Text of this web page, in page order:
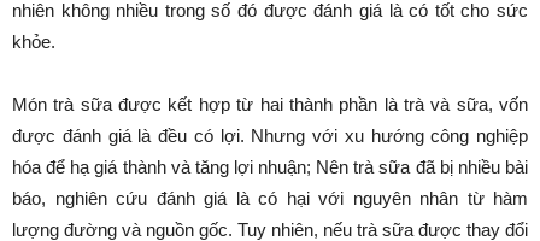
nhiên không nhiều trong số đó được đánh giá là có tốt cho sức
khỏe.
Món trà sữa được kết hợp từ hai thành phần là trà và sữa, vốn
được đánh giá là đều có lợi. Nhưng với xu hướng công nghiệp
hóa để hạ giá thành và tăng lợi nhuận; Nên trà sữa đã bị nhiều bài
báo, nghiên cứu đánh giá là có hại với nguyên nhân từ hàm
lượng đường và nguồn gốc. Tuy nhiên, nếu trà sữa được thay đổi